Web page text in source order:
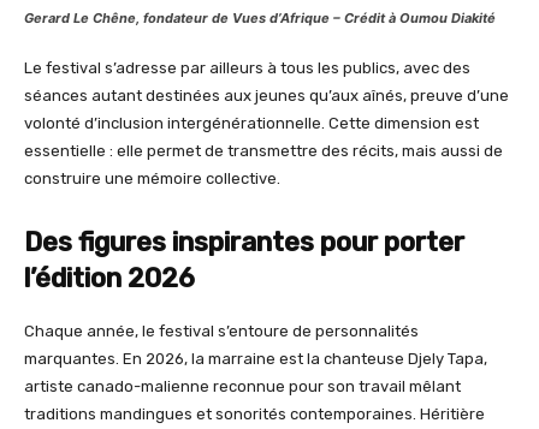
Gerard Le Chêne, fondateur de Vues d’Afrique – Crédit à Oumou Diakité
Le festival s’adresse par ailleurs à tous les publics, avec des
séances autant destinées aux jeunes qu’aux aînés, preuve d’une
volonté d’inclusion intergénérationnelle. Cette dimension est
essentielle : elle permet de transmettre des récits, mais aussi de
construire une mémoire collective.
Des figures inspirantes pour porter
l’édition 2026
Chaque année, le festival s’entoure de personnalités
marquantes. En 2026, la marraine est la chanteuse Djely Tapa,
artiste canado-malienne reconnue pour son travail mêlant
traditions mandingues et sonorités contemporaines. Héritière